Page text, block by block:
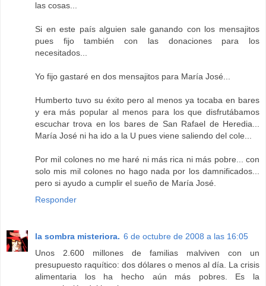
las cosas...
Si en este país alguien sale ganando con los mensajitos
pues fijo también con las donaciones para los
necesitados...
Yo fijo gastaré en dos mensajitos para María José...
Humberto tuvo su éxito pero al menos ya tocaba en bares
y era más popular al menos para los que disfrutábamos
escuchar trova en los bares de San Rafael de Heredia...
María José ni ha ido a la U pues viene saliendo del cole...
Por mil colones no me haré ni más rica ni más pobre... con
solo mis mil colones no hago nada por los damnificados...
pero si ayudo a cumplir el sueño de María José.
Responder
la sombra misteriora. 6 de octubre de 2008 a las 16:05
Unos 2.600 millones de familias malviven con un
presupuesto raquítico: dos dólares o menos al día. La crisis
alimentaria los ha hecho aún más pobres. Es la